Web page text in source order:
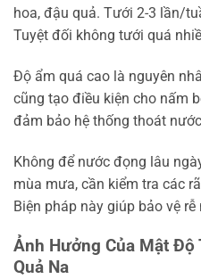
hoa, đậu quả. Tưới 2-3 lần/
Tuyệt đối không tưới quá
Độ ẩm quá cao là nguyên
cũng tạo điều kiện cho nấm
đảm bảo hệ thống thoát
Không để nước đọng lâu
mùa mưa, cần kiểm tra các
Biện pháp này giúp bảo vệ
Ảnh Hưởng Của Mật
Quả Na